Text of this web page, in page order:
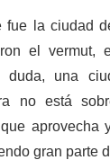
fue la ciudad
el vermut,
duda, una
no está
aprovecha
gran parte